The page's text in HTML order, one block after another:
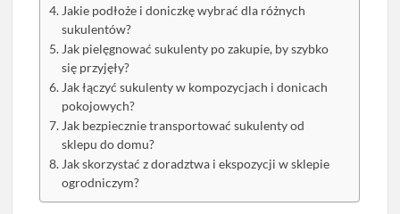
Jakie podłoże i doniczkę wybrać dla różnych
sukulentów?
Jak pielęgnować sukulenty po zakupie, by szybko
się przyjęły?
Jak łączyć sukulenty w kompozycjach i donicach
pokojowych?
Jak bezpiecznie transportować sukulenty od
sklepu do domu?
Jak skorzystać z doradztwa i ekspozycji w sklepie
ogrodniczym?